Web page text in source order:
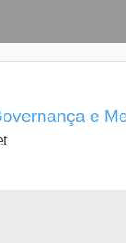
e